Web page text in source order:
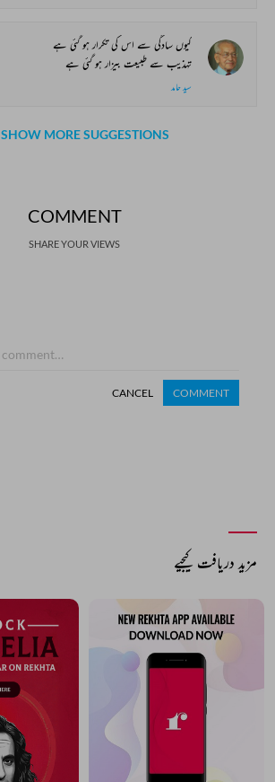
کیوں سادگی سے اس کی تکرار ہو گئی ہے
تہذیب سے طبیعت بیزار ہو گئی ہے
سید حامد
SHOW MORE SUGGESTIONS
COMMENT
SHARE YOUR VIEWS
CANCEL COMMENT
مزید دریافت کیجیے